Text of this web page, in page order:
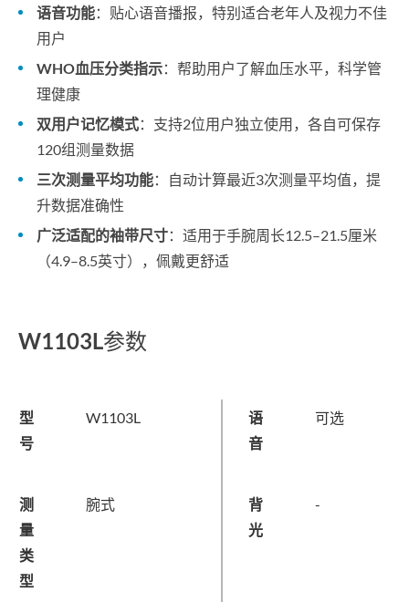
语音功能：贴心语音播报，特别适合老年人及视力不佳
用户
WHO血压分类指示：帮助用户了解血压水平，科学管
理健康
双用户记忆模式：支持2位用户独立使用，各自可保存
120组测量数据
三次测量平均功能：自动计算最近3次测量平均值，提
升数据准确性
广泛适配的袖带尺寸：适用于手腕周长12.5–21.5厘米
（4.9–8.5英寸），佩戴更舒适
W1103L参数
型
号
W1103L
语
音
可选
测
量
类
型
腕式
背
光
-